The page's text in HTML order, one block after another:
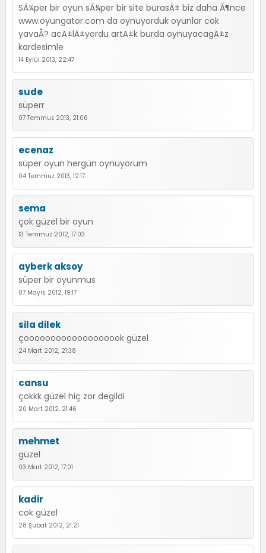
SÃ¼per bir oyun sÃ¼per bir site burasÄ± biz daha Ã¶nce
www.oyungator.com da oynuyorduk oyunlar cok
yavaÅ? acÄ±lÄ±yordu artÄ±k burda oynuyacagÄ±z
kardesimle
14 Eylül 2013, 22:47
sude
süperr
07 Temmuz 2013, 21:06
ecenaz
süper oyun hergün oynuyorum
04 Temmuz 2013, 12:17
sema
çok güzel bir oyun
13 Temmuz 2012, 17:03
ayberk aksoy
süper bir oyunmus
07 Mayıs 2012, 19:17
sila dilek
çooooooooooooooooook güzel
24 Mart 2012, 21:38
cansu
çokkk güzel hiç zor degildi
20 Mart 2012, 21:46
mehmet
güzel
03 Mart 2012, 17:01
kadir
cok güzel
28 Şubat 2012, 21:21